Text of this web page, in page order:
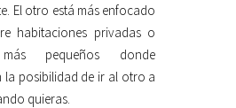
El otro está más enfocado
habitaciones privadas o
pequeños donde
la posibilidad de ir al otro a
quieras.